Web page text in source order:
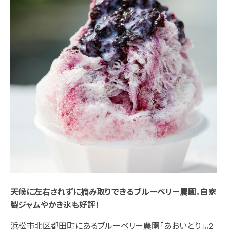
天候に左右されずに摘み取りできるブルーベリー農園。自家
製ジャムやかき氷も好評！
浜松市北区都田町にあるブルーベリー農園「あおいとり」。2